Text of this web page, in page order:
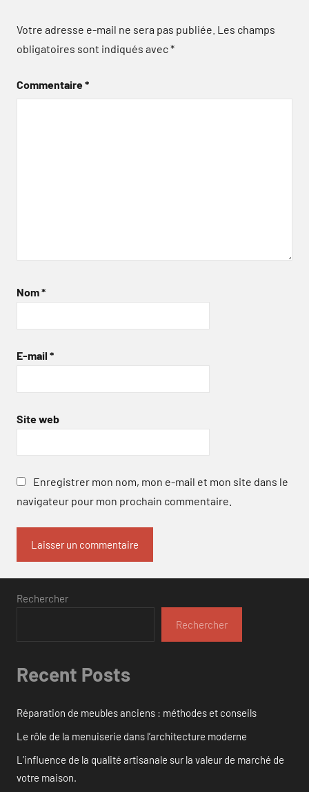
Votre adresse e-mail ne sera pas publiée. Les champs
obligatoires sont indiqués avec*
Commentaire*
Nom*
E-mail *
Site web
Enregistrer mon nom, mon e-mail et mon site dans le
navigateur pour mon prochain commentaire.
Rechercher
Rechercher
Recent Posts
Réparation de meubles anciens : méthodes et conseils
Le rôle de la menuiserie dans l’architecture moderne
L’influence de la qualité artisanale sur la valeur de marché de
votre maison.